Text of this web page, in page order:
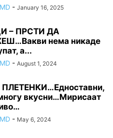
- January 16, 2025
– ПРСТИ ДА
нема никаде
а...
- August 1, 2024
ПЛЕТЕНКИ…Едноставни,
вкусни…Мирисаат
- May 6, 2024